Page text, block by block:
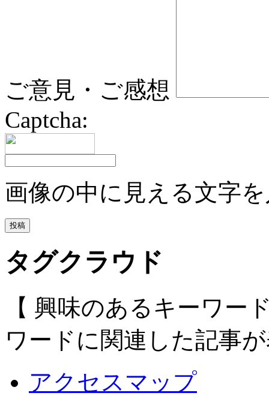
ご意見・ご感想
Captcha:
画像の中に見える文字
タグクラウド
【 興味のあるキーワー
ワードに関連した記事
アクセスマップ